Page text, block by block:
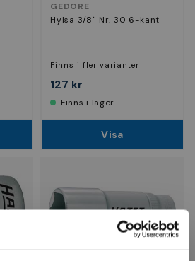
GEDORE
Hylsa 3/8" Nr. 30 6-kant
Finns i fler varianter
127 kr
Finns i lager
Visa